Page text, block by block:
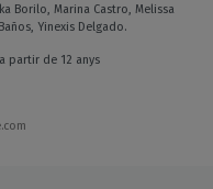
Borilo, Marina Castro, Melissa
Yinexis Delgado.
partir de 12 anys